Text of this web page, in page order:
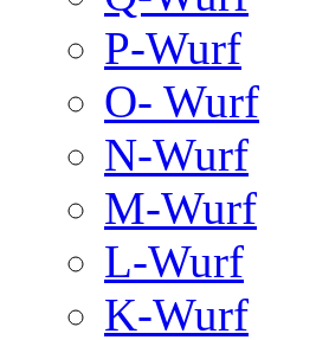
P-Wurf
O- Wurf
N-Wurf
M-Wurf
L-Wurf
K-Wurf